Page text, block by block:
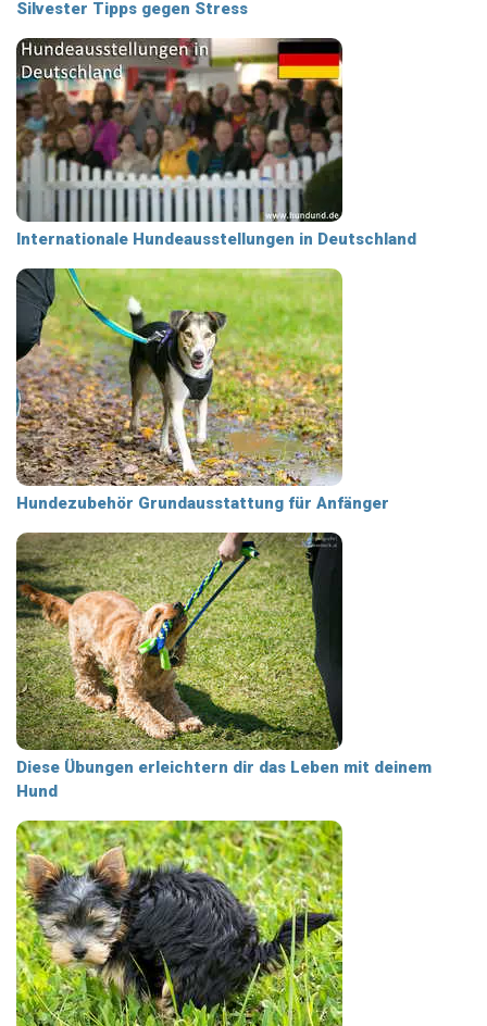
Silvester Tipps gegen Stress
Internationale Hundeausstellungen in Deutschland
Hundezubehör Grundausstattung für Anfänger
Diese Übungen erleichtern dir das Leben mit deinem
Hund